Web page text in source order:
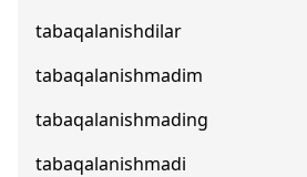
tabaqalanishdilar
tabaqalanishmadim
tabaqalanishmading
tabaqalanishmadi